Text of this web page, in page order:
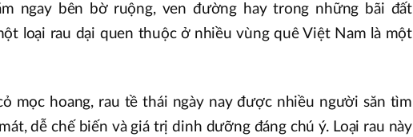
ngay bên bờ ruộng, ven đường hay trong những bãi đất
loại rau dại quen thuộc ở nhiều vùng quê Việt Nam là một
mọc hoang, rau tề thái ngày nay được nhiều người săn tìm
dễ chế biến và giá trị dinh dưỡng đáng chú ý. Loại rau này